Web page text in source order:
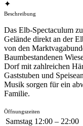
✦
Beschreibung
Das Elb-Spectaculum
Gelände direkt an der
von den
Baumbestandenen
Dorf mit zahlreichen
Gaststuben und
Musik sorgen für ein
Familie.
Öffnungszeiten
Samstag 12:00 – 22:00